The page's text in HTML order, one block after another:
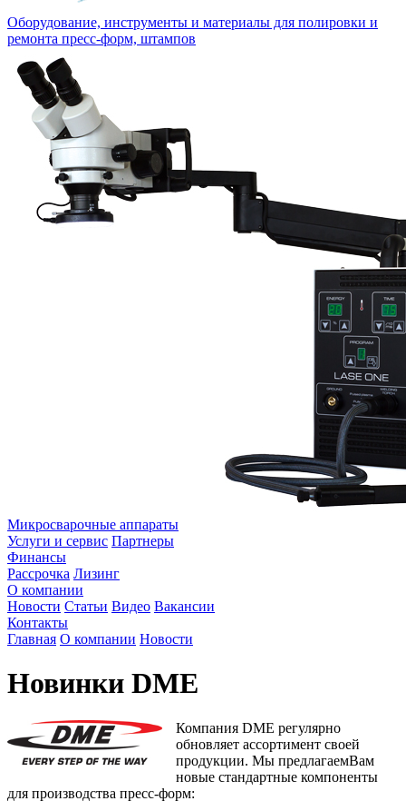
Оборудование, инструменты и материалы для полировки и
ремонта пресс-форм, штампов
Микросварочные аппараты
Услуги и сервис Партнеры
Финансы
Рассрочка Лизинг
О компании
Новости Статьи Видео Вакансии
Контакты
Главная О компании Новости
Новинки DME
Компания DME регулярно
обновляет ассортимент своей
продукции. Мы предлагаемВам
новые стандартные компоненты
для производства пресс-форм: